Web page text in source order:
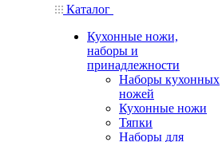
Каталог
Кухонные ножи,
наборы и
принадлежности
Наборы кухонных
ножей
Кухонные ножи
Тяпки
Наборы для